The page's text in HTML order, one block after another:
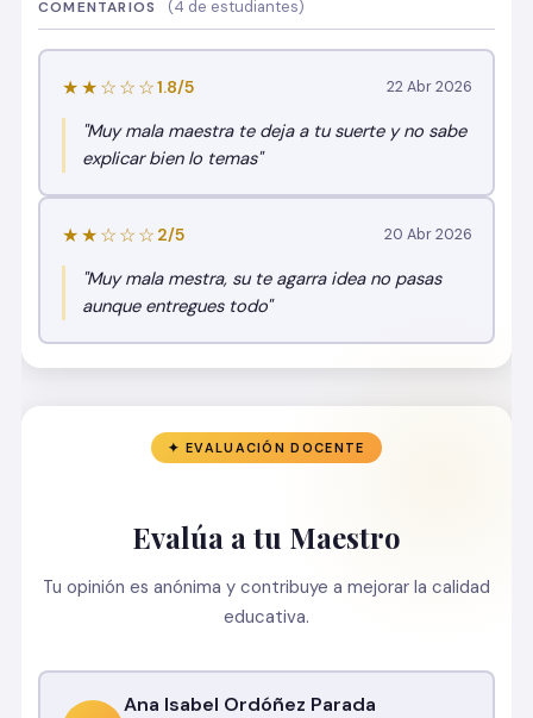
COMENTARIOS (4 de estudiantes)
★★☆☆☆1.8/5 22 Abr 2026
"Muy mala maestra te deja a tu suerte y no sabe
explicar bien lo temas"
★★☆☆☆ 2/5 20 Abr 2026
"Muy mala mestra, su te agarra idea no pasas
aunque entregues todo"
✦ EVALUACIÓN DOCENTE
Evalúa a tu Maestro
Tu opinión es anónima y contribuye a mejorar la calidad
educativa.
‪Ana Isabel Ordóñez Parada‬